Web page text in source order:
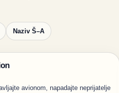
Naziv Š–A
avionom, napadajte neprijatelje